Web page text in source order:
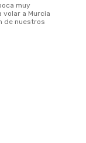
volar a Murcia
de nuestros